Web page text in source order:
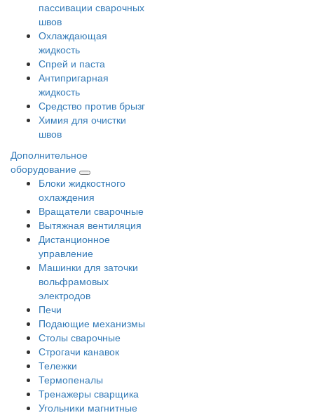
пассивации сварочных
швов
Охлаждающая
жидкость
Спрей и паста
Антипригарная
жидкость
Средство против брызг
Химия для очистки
швов
Дополнительное
оборудование
Блоки жидкостного
охлаждения
Вращатели сварочные
Вытяжная вентиляция
Дистанционное
управление
Машинки для заточки
вольфрамовых
электродов
Печи
Подающие механизмы
Столы сварочные
Строгачи канавок
Тележки
Термопеналы
Тренажеры сварщика
Угольники магнитные